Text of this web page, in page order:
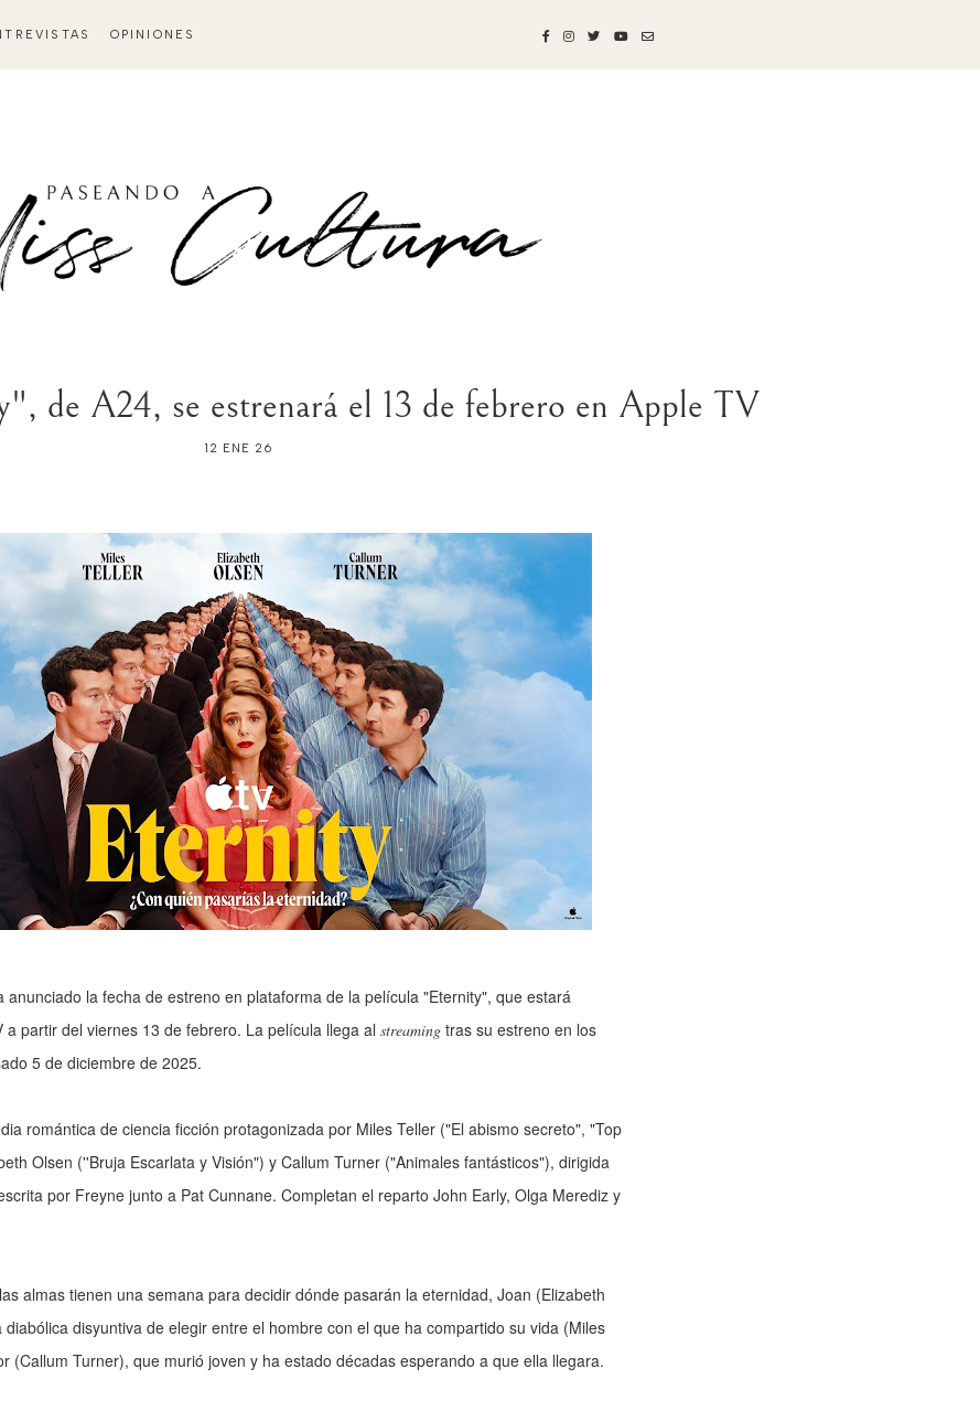
OPINIONES
de A24, se estrenará el 13 de febrero en Apple TV
12 ENE 26
anunciado la fecha de estreno en plataforma de la película "Eternity", que estará
a partir del viernes 13 de febrero. La película llega al streaming tras su estreno en los
5 de diciembre de 2025.
romántica de ciencia ficción protagonizada por Miles Teller ("El abismo secreto", "Top
Olsen (''Bruja Escarlata y Visión") y Callum Turner ("Animales fantásticos"), dirigida
por Freyne junto a Pat Cunnane. Completan el reparto John Early, Olga Merediz y
almas tienen una semana para decidir dónde pasarán la eternidad, Joan (Elizabeth
disyuntiva de elegir entre el hombre con el que ha compartido su vida (Miles
(Callum Turner), que murió joven y ha estado décadas esperando a que ella llegara.